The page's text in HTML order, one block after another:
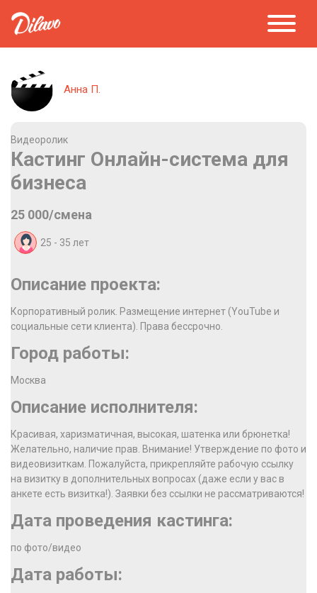
Анна П.
Видеоролик
Кастинг Онлайн-система для
бизнеса
25 000/смена
25 - 35 лет
Описание проекта:
Корпоративный ролик. Размещение интернет (YouTube и
социальные сети клиента). Права бессрочно.
Город работы:
Москва
Описание исполнителя:
Красивая, харизматичная, высокая, шатенка или брюнетка!
Желательно, наличие прав. Внимание! Утверждение по фото и
видеовизиткам. Пожалуйста, прикрепляйте рабочую ссылку
на визитку в дополнительных вопросах (даже если у вас в
анкете есть визитка!). Заявки без ссылки не рассматриваются!
Дата проведения кастинга:
по фото/видео
Дата работы: